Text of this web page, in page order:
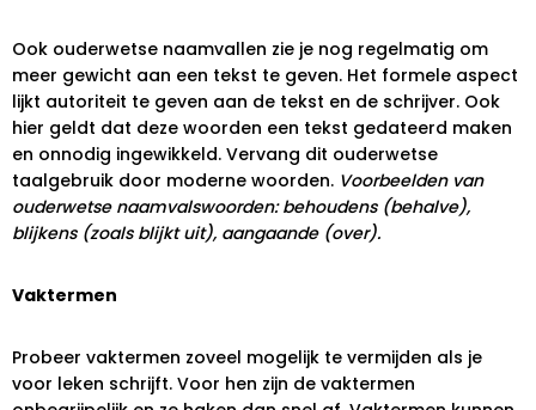
Ook ouderwetse naamvallen zie je nog regelmatig om
meer gewicht aan een tekst te geven. Het formele aspect
lijkt autoriteit te geven aan de tekst en de schrijver. Ook
hier geldt dat deze woorden een tekst gedateerd maken
en onnodig ingewikkeld. Vervang dit ouderwetse
taalgebruik door moderne woorden. Voorbeelden van
ouderwetse naamvalswoorden: behoudens (behalve),
blijkens (zoals blijkt uit), aangaande (over).
Vaktermen
Probeer vaktermen zoveel mogelijk te vermijden als je
voor leken schrijft. Voor hen zijn de vaktermen